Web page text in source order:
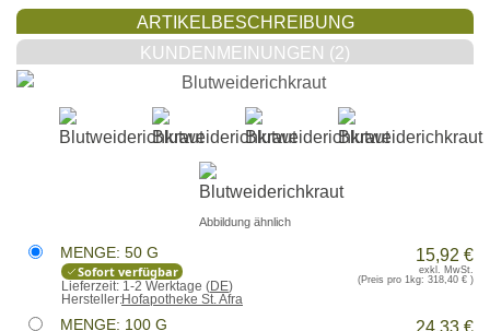
ARTIKELBESCHREIBUNG
KUNDENMEINUNGEN (2)
Abbildung ähnlich
MENGE: 50 G
Sofort verfügbar
Lieferzeit: 1-2 Werktage (DE)
Hersteller:Hofapotheke St. Afra
15,92 €
exkl. MwSt.
(Preis pro 1kg: 318,40 €)
MENGE: 100 G 24,33 €